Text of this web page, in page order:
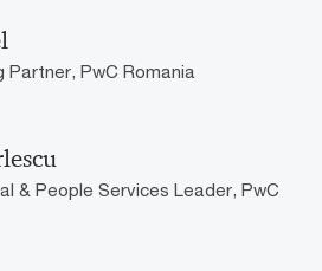
Partner, PwC Romania
& People Services Leader, PwC